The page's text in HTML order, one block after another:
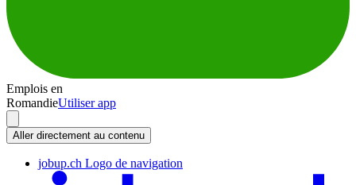
Emplois en
RomandieUtiliser app
Aller directement au contenu
jobup.ch Logo de navigation